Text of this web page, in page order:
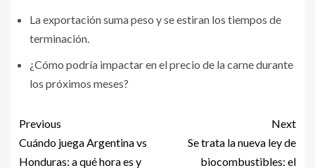
La exportación suma peso y se estiran los tiempos de
terminación.
¿Cómo podría impactar en el precio de la carne durante
los próximos meses?
Previous
Cuándo juega Argentina vs
Honduras: a qué hora es y
Next
Se trata la nueva ley de
biocombustibles: el